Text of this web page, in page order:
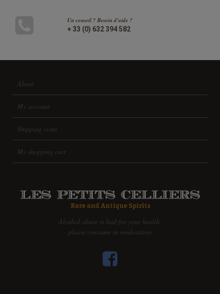
Un conseil ? Besoin d'aide ?
+ 33 (0) 632 394 582
About
My account
Shipping costs
My shopping cart
Alcohol abuse is bad for your health,
please consume in moderation